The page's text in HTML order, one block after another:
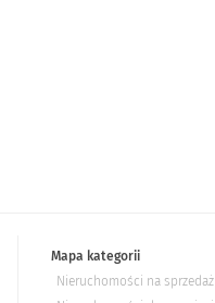
Mapa kategorii
Nieruchomości na sprzedaż